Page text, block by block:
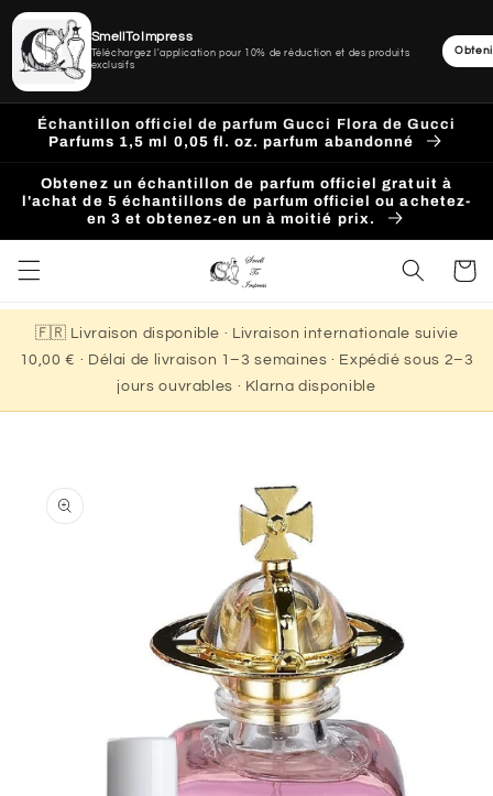
Ignorer
passer
au
Échantillon officiel de parfum Gucci Flora de Gucci
Parfums 1,5 ml 0,05 fl. oz. parfum abandonné
Obtenez un échantillon de parfum officiel gratuit à
l'achat de 5 échantillons de parfum officiel ou achetez-
en 3 et obtenez-en un à moitié prix.
Panier
🇫🇷 Livraison disponible · Livraison internationale suivie
10,00 € · Délai de livraison 1–3 semaines · Expédié sous 2–3
jours ouvrables · Klarna disponible
informations
produits
SmellToImpress
Téléchargez l'application pour 10% de réduction et des produits
exclusifs